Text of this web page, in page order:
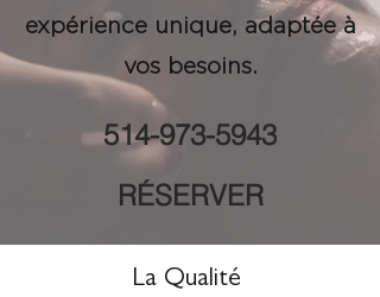
expérience unique, adaptée à
vos besoins.
514-973-5943
RÉSERVER
La Qualité